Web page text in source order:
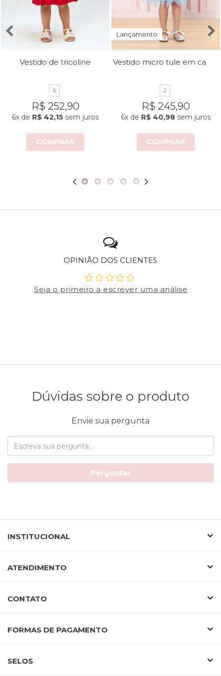
Vestido de tricoline
6
R$ 252,90
6x de R$ 42,15 sem juros
COMPRAR
Lançamento
2
R$ 245,90
6x de R$ 40,98 sem juros
COMPRAR
OPINIÃO DOS CLIENTES
Seja o primeiro a escrever uma análise
Dúvidas sobre o produto
Envie sua pergunta
Perguntar
INSTITUCIONAL
ATENDIMENTO
CONTATO
FORMAS DE PAGAMENTO
SELOS